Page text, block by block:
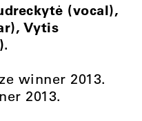
(vocal),
Vytis
winner 2013.
2013.